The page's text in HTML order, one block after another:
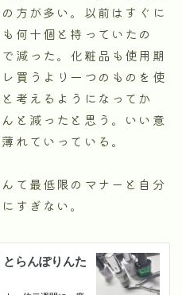
方が多い。以前はすぐに
何十個と持っていたの
減った。化粧品も使用期
買うより一つのものを使
考えるようになってか
と減ったと思う。いい意
れていっている。
て最低限のマナーと自分
すぎない。